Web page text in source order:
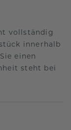
vollständig
innerhalb
einen
steht bei